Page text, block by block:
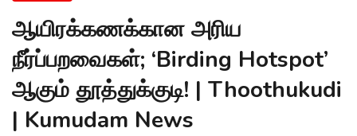
ஆயிரக்கணக்கான அரிய
நீர்ப்பறவைகள்; ‘Birding Hotspot’
ஆகும் தூத்துக்குடி! | Thoothukudi
| Kumudam News